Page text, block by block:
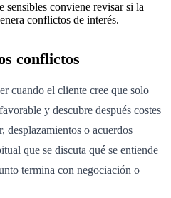
sensibles conviene revisar si la
conflictos de interés.
conflictos
cuando el cliente cree que solo
y descubre después costes
desplazamientos o acuerdos
que se discuta qué se entiende
termina con negociación o